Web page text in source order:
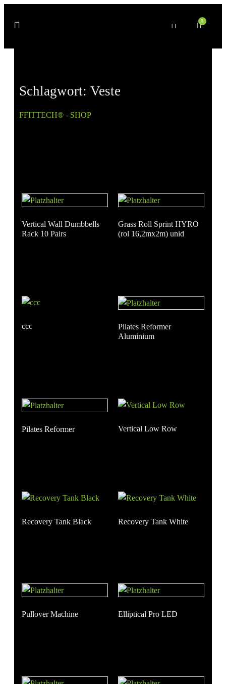
0
Schlagwort: Veste
FFITTECH® - SHOP» Produkte verschlagwortet mit
Vertical Wall Dumbbells
Rack 10 Pairs
Grass Roll Sprint HYRO
(rol 16,2mx2m) unid
ccc
Pilates Reformer
Aluminium
Pilates Reformer Vertical Low Row
Recovery Tank Black Recovery Tank White
Pullover Machine Elliptical Pro LED